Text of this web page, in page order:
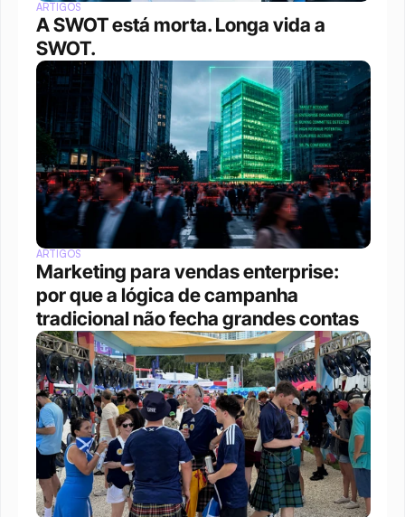
ARTIGOS
A SWOT está morta. Longa vida a
SWOT.
ARTIGOS
Marketing para vendas enterprise:
por que a lógica de campanha
tradicional não fecha grandes contas